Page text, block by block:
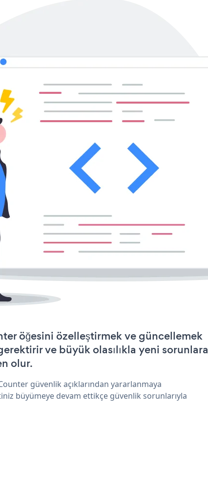
öğesini özelleştirmek ve güncellemek
ve büyük olasılıkla yeni sorunlara
olur.
güvenlik açıklarından yararlanmaya
büyümeye devam ettikçe güvenlik sorunlarıyla